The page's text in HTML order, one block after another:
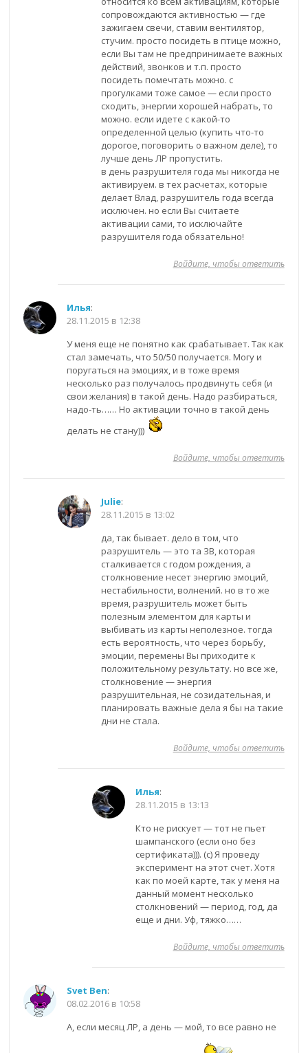
сопровождаются активностью — где
зажигаем свечи, ставим вентилятор,
стучим. просто посидеть в птице можно,
если Вы там не предпринимаете важных
действий, звонков и т.п. просто
посидеть помечтать можно. с
прогулками тоже самое — если просто
сходить, энергии хорошей набрать, то
можно. если идете с какой-то
определенной целью (купить что-то
дорогое, поговорить о важном деле), то
лучше день ЛР пропустить.
в день разрушителя года мы никогда не
активируем. в тех расчетах, которые
делает Влад, разрушитель года всегда
исключен. но если Вы считаете
активации сами, то исключайте
разрушителя года обязательно!
Войдите, чтобы ответить
Илья:
28.11.2015 в 12:38
У меня еще не понятно как срабатывает. Так как
стал замечать, что 50/50 получается. Могу и
поругаться на эмоциях, и в тоже время
несколько раз получалось продвинуть себя (и
свои желания) в такой день. Надо разбираться,
надо-ть…… Но активации точно в такой день
делать не стану)))
Войдите, чтобы ответить
Julie:
28.11.2015 в 13:02
да, так бывает. дело в том, что
разрушитель — это та ЗВ, которая
сталкивается с годом рождения, а
столкновение несет энергию эмоций,
нестабильности, волнений. но в то же
время, разрушитель может быть
полезным элементом для карты и
выбивать из карты неполезное. тогда
есть вероятность, что через борьбу,
эмоции, перемены Вы приходите к
положительному результату. но все же,
столкновение — энергия
разрушительная, не созидательная, и
планировать важные дела я бы на такие
дни не стала.
Войдите, чтобы ответить
Илья:
28.11.2015 в 13:13
Кто не рискует — тот не пьет
шампанского (если оно без
сертификата))). (с) Я проведу
эксперимент на этот счет. Хотя
как по моей карте, так у меня на
данный момент несколько
столкновений — период, год, да
еще и дни. Уф, тяжко……
Войдите, чтобы ответить
Svet Ben:
08.02.2016 в 10:58
А, если месяц ЛР, а день — мой, то все равно не